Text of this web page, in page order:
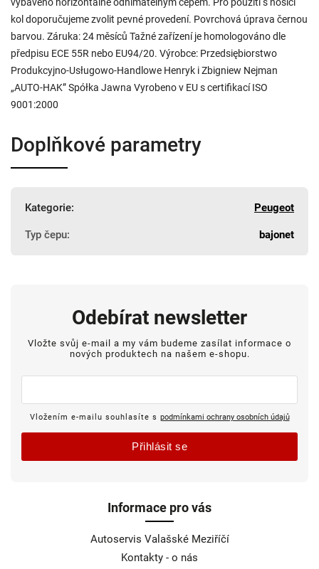
kol doporučujeme zvolit pevné provedení. Povrchová úprava černou
barvou. Záruka: 24 měsíců Tažné zařízení je homologováno dle
předpisu ECE 55R nebo EU94/20. Výrobce: Przedsiębiorstwo
Produkcyjno-Usługowo-Handlowe Henryk i Zbigniew Nejman
„AUTO-HAK” Spółka Jawna Vyrobeno v EU s certifikací ISO
9001:2000
Doplňkové parametry
Kategorie: Peugeot
Typ čepu: bajonet
Informace pro vás
Autoservis Valašské Meziříčí
Kontakty - o nás
Odebírat newsletter
Vložte svůj e-mail a my vám budeme zasílat informace o
nových produktech na našem e-shopu.
Vložením e-mailu souhlasíte s podmínkami ochrany osobních údajů
Přihlásit se